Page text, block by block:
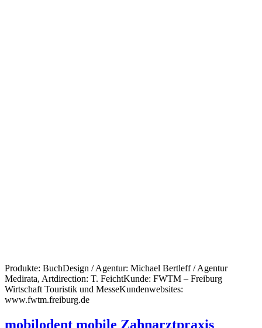
Produkte: BuchDesign / Agentur: Michael Bertleff / Agentur
Medirata, Artdirection: T. FeichtKunde: FWTM – Freiburg
Wirtschaft Touristik und MesseKundenwebsites:
www.fwtm.freiburg.de
mobilodent mobile Zahnarztpraxis